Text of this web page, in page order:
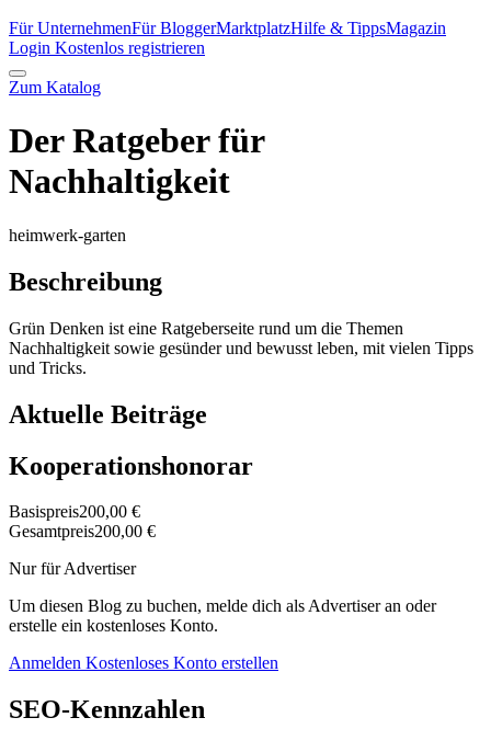
Für UnternehmenFür BloggerMarktplatzHilfe & TippsMagazin
Login Kostenlos registrieren
Zum Katalog
Der Ratgeber für
Nachhaltigkeit
heimwerk-garten
Beschreibung
Grün Denken ist eine Ratgeberseite rund um die Themen
Nachhaltigkeit sowie gesünder und bewusst leben, mit vielen Tipps
und Tricks.
Aktuelle Beiträge
Kooperationshonorar
Basispreis200,00 €
Gesamtpreis200,00 €
Nur für Advertiser
Um diesen Blog zu buchen, melde dich als Advertiser an oder
erstelle ein kostenloses Konto.
Anmelden Kostenloses Konto erstellen
SEO-Kennzahlen